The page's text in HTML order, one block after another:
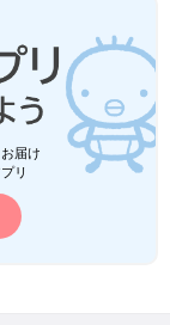
届け
リ